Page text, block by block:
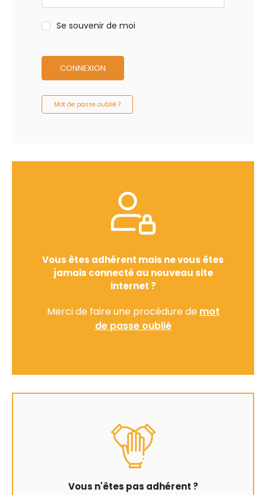
Se souvenir de moi
CONNEXION
Mot de passe oublié ?
Vous êtes adhérent mais ne vous êtes
jamais connecté au nouveau site
internet ?
Merci de faire une procédure de mot
de passe oublié
Vous n'êtes pas adhérent ?